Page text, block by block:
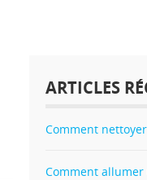
ARTICLES
Comment
Comment